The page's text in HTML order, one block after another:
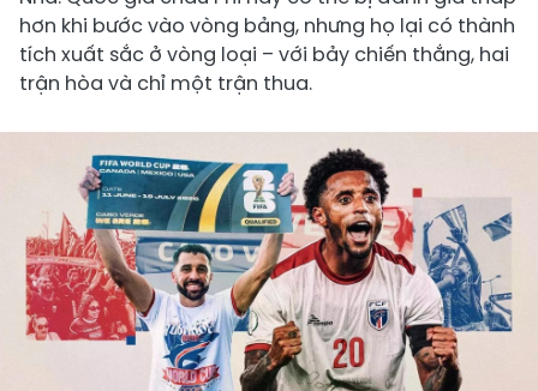
hơn khi bước vào vòng bảng, nhưng họ lại có thành
tích xuất sắc ở vòng loại – với bảy chiến thắng, hai
trận hòa và chỉ một trận thua.